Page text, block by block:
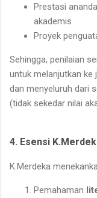
Prestasi
akademis
Proyek
Sehingga, penilaian
untuk melanjutkan ke
dan menyeluruh dari
(tidak sekedar nilai
4. Esensi
K.Merdeka
Pemahaman